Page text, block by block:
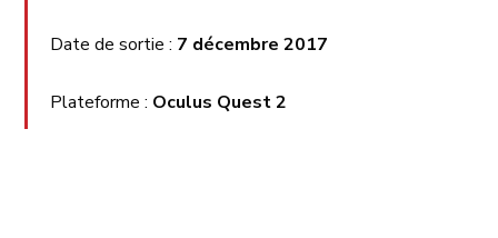
Date de sortie : 7 décembre 2017
Plateforme : Oculus Quest 2